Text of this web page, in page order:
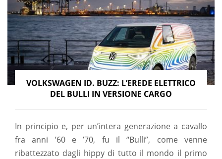
VOLKSWAGEN ID. BUZZ: L’EREDE ELETTRICO
DEL BULLI IN VERSIONE CARGO
In principio e, per un’intera generazione a cavallo
fra anni ’60 e ’70, fu il “Bulli”, come venne
ribattezzato dagli hippy di tutto il mondo il primo